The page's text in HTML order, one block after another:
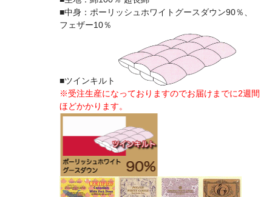
■中身：ポーリッシュホワイトグースダウン90％、
フェザー10％
■ツインキルト
※受注生産になっておりますのでお届けまでに2週間
ほどかかります。